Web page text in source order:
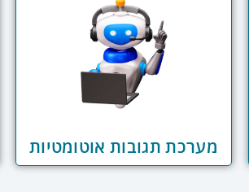
מערכת תגובות אוטומטיות